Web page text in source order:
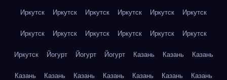
Иркутск Иркутск Иркутск Иркутск Иркутск Иркутск
Иркутск Иркутск Иркутск Иркутск Иркутск Иркутск
Иркутск Йогурт Йогурт Йогурт Казань Казань Казань
Казань Казань Казань Казань Казань Казань Казань